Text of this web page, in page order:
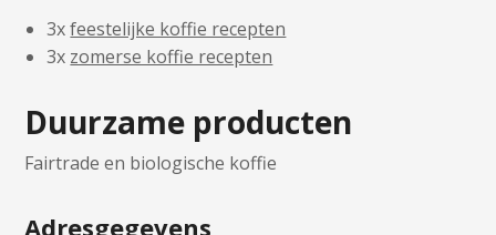
3xfeestelijke koffie recepten
3x zomerse koffie recepten
Duurzame producten
Fairtrade en biologische koffie
Adresgegevens